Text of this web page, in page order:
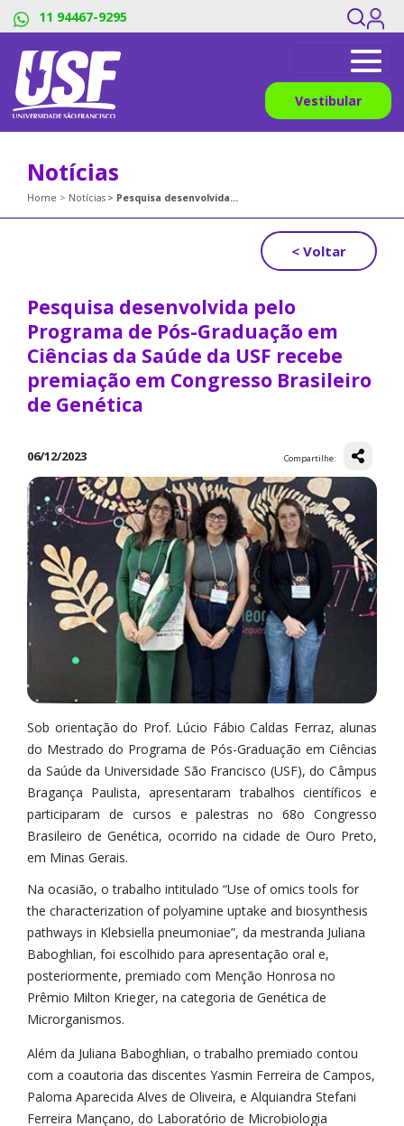
11 94467-9295
Vestibular
Notícias
Home Notícias Pesquisa desenvolvida pelo Programa de Pós-Graduação em Ciências da Saúde da USF recebe premiação em Congresso Brasileiro de Genética
< Voltar
Pesquisa desenvolvida pelo
Programa de Pós-Graduação em
Ciências da Saúde da USF recebe
premiação em Congresso Brasileiro
de Genética
06/12/2023 Compartilhe:
Sob orientação do Prof. Lúcio Fábio Caldas Ferraz, alunas
do Mestrado do Programa de Pós-Graduação em Ciências
da Saúde da Universidade São Francisco (USF), do Câmpus
Bragança Paulista, apresentaram trabalhos científicos e
participaram de cursos e palestras no 68o Congresso
Brasileiro de Genética, ocorrido na cidade de Ouro Preto,
em Minas Gerais.
Na ocasião, o trabalho intitulado “Use of omics tools for
the characterization of polyamine uptake and biosynthesis
pathways in Klebsiella pneumoniae”, da mestranda Juliana
Baboghlian, foi escolhido para apresentação oral e,
posteriormente, premiado com Menção Honrosa no
Prêmio Milton Krieger, na categoria de Genética de
Microrganismos.
Além da Juliana Baboghlian, o trabalho premiado contou
com a coautoria das discentes Yasmin Ferreira de Campos,
Paloma Aparecida Alves de Oliveira, e Alquiandra Stefani
Ferreira Mançano, do Laboratório de Microbiologia